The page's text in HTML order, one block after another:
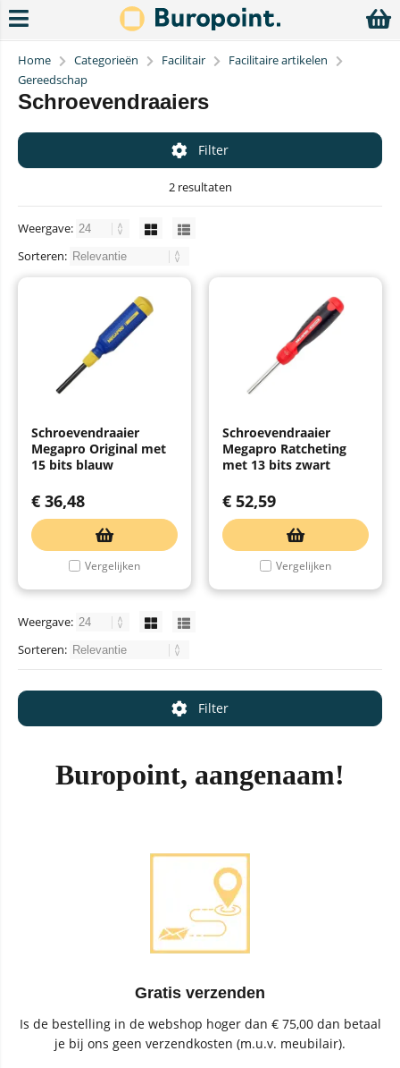
Home Categorieën Facilitair
Facilitaire artikelen
Gereedschap
Schroevendraaiers
Filter
2 resultaten
Weergave:
Sorteren:
Schroevendraaier
Megapro Original met
15 bits blauw
€ 36,48
Vergelijken
Schroevendraaier
Megapro Ratcheting
met 13 bits zwart
€ 52,59
Vergelijken
Weergave:
Sorteren:
Filter
Buropoint, aangenaam!
Gratis verzenden
Is de bestelling in de webshop hoger dan € 75,00 dan betaal
je bij ons geen verzendkosten (m.u.v. meubilair).